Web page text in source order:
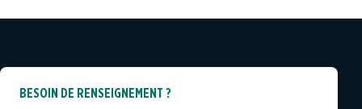
BESOIN DE RENSEIGNEMENT ?